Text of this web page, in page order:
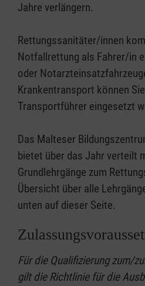
Jahre verlängern.
Rettungssanitäter/innen
Notfallrettung als Fahrer/in
oder
Krankentransport können
Transportführer eingesetzt
Das Malteser
bietet über das Jahr verteilt
Grundlehrgänge zum
Übersicht über alle
unten auf dieser Seite.
Für die Qualifizierung zum/
gilt die Richtlinie für die